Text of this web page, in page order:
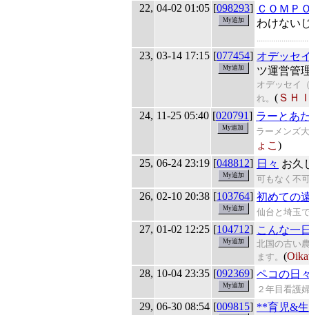
22, 04-02 01:05 [098293] ＣＯＭＰ
わけない
23, 03-14 17:15 [077454] オデッセ
ツ運営管
オデッセイ
れ。 ( ＳＨ
24, 11-25 05:40 [020791] ラーとあ
ラーメンズ
ょこ )
25, 06-24 23:19 [048812] 日々 お久
可もなく不
26, 02-10 20:38 [103764] 初めての
仙台と埼玉
27, 01-02 12:25 [104712] こんな一
北国の古い
ます。 (
28, 10-04 23:35 [092369] ペコの日
２年目看護
29, 06-30 08:54 [009815] **育児&